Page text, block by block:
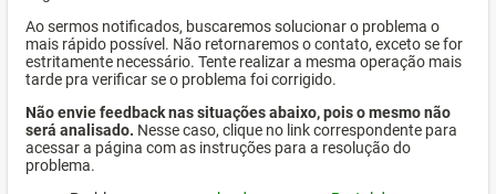
Ao sermos notificados, buscaremos solucionar o problema o
mais rápido possível. Não retornaremos o contato, exceto se for
estritamente necessário. Tente realizar a mesma operação mais
tarde pra verificar se o problema foi corrigido.
Não envie feedback nas situações abaixo, pois o mesmo não
será analisado. Nesse caso, clique no link correspondente para
acessar a página com as instruções para a resolução do
problema.